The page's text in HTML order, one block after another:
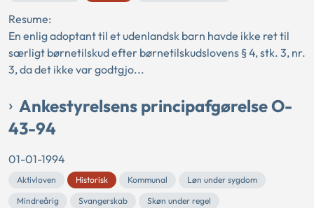
Resume:
En enlig adoptant til et udenlandsk barn havde ikke ret til
særligt børnetilskud efter børnetilskudslovens § 4, stk. 3, nr.
3, da det ikke var godtgjo...
Ankestyrelsens principafgørelse O-
43-94
01-01-1994
Aktivloven Historisk Kommunal
Løn under sygdom
Mindreårig
Svangerskab Skøn under regel